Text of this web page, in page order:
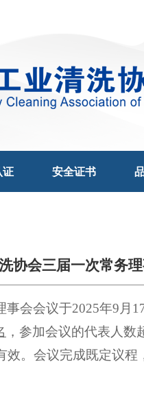
证 安全证书
协会三届一次常务
事会会议于2025年9月
，参加会议的代表人数
。会议完成既定议